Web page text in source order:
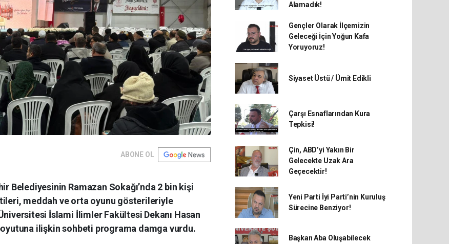
ABONE OL
Belediyesinin Ramazan Sokağı’nda 2 bin kişi
meddah ve orta oyunu gösterileriyle
İslami İlimler Fakültesi Dekanı Hasan
boyutuna ilişkin sohbeti programa damga vurdu.
Alamadık!
Gençler Olarak İlçemizin
Geleceği İçin Yoğun Kafa
Yoruyoruz!
Siyaset Üstü / Ümit Edikli
Çarşı Esnaflarından Kura
Tepkisi!
Çin, ABD’yi Yakın Bir
Gelecekte Uzak Ara
Geçecektir!
Yeni Parti İyi Parti’nin Kuruluş
Sürecine Benziyor!
Başkan Aba Oluşabilecek